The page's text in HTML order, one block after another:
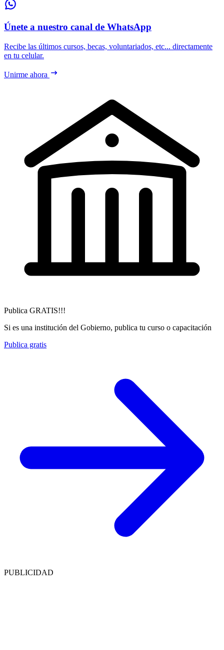
Únete a nuestro canal de WhatsApp
Recibe las últimos cursos, becas, voluntariados, etc... directamente
en tu celular.
Unirme ahora
Publica GRATIS!!!
Si es una institución del Gobierno, publica tu curso o capacitación
Publica gratis
PUBLICIDAD